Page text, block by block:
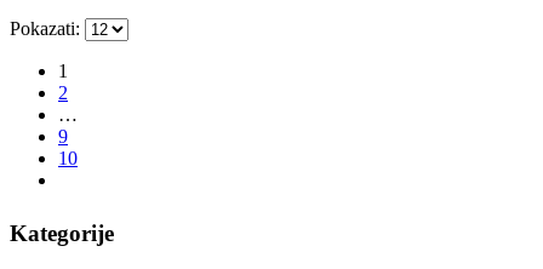
Pokazati:
1
2
…
9
10
Kategorije